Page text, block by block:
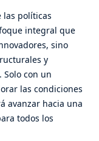
las políticas
integral que
sino
y
con un
las condiciones
avanzar hacia una
todos los